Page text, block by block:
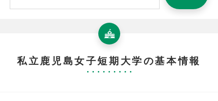
私立鹿児島女子短期大学の基本情報